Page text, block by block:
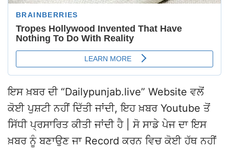
ਇਸ ਖ਼ਬਰ ਦੀ “Dailypunjab.live” Website ਵਲੋਂ
ਕੋਈ ਪੁਸ਼ਟੀ ਨਹੀਂ ਦਿੱਤੀ ਜਾਂਦੀ, ਇਹ ਖ਼ਬਰ Youtube ਤੋਂ
ਸਿੱਧੀ ਪ੍ਰਸਾਰਿਤ ਕੀਤੀ ਜਾਂਦੀ ਹੈ | ਸੋ ਸਾਡੇ ਪੇਜ ਦਾ ਇਸ
ਖ਼ਬਰ ਨੂੰ ਬਣਾਉਣ ਜਾ Record ਕਰਨ ਵਿਚ ਕੋਈ ਹੱਥ ਨਹੀਂ